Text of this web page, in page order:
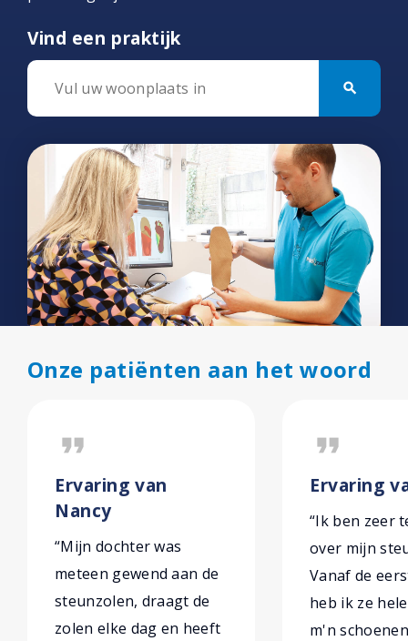
Vind een praktijk
search
Onze patiënten aan het woord
format_quote
Ervaring van
Nancy
“Mijn dochter was
meteen gewend aan de
steunzolen, draagt de
zolen elke dag en heeft
format_quote
Ervaring
“Ik ben zeer
over mijn
Vanaf de
heb ik ze
m'n